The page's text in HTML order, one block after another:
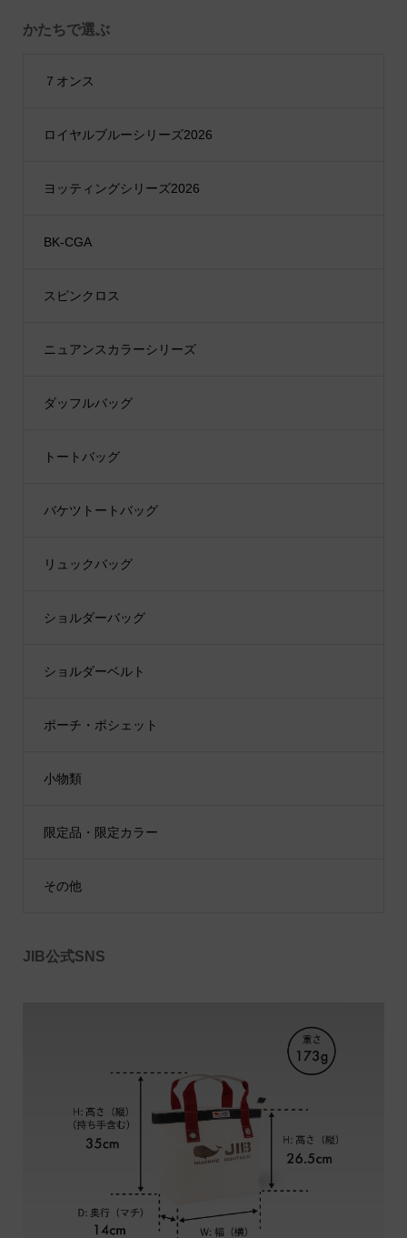
かたちで選ぶ
７オンス
ロイヤルブルーシリーズ2026
ヨッティングシリーズ2026
BK-CGA
スピンクロス
ニュアンスカラーシリーズ
ダッフルバッグ
トートバッグ
バケツトートバッグ
リュックバッグ
ショルダーバッグ
ショルダーベルト
ポーチ・ポシェット
小物類
限定品・限定カラー
その他
JIB公式SNS